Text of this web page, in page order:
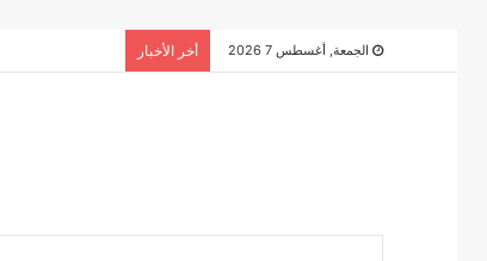
الجمعة, أغسطس 7 2026 أخر الأخبار